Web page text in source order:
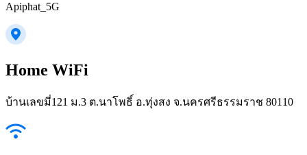
Apiphat_5G
Home WiFi
บ้านเลขมี่121 ม.3 ต.นาโพธิ์ อ.ทุ่งสง จ.นครศรีธรรมราช 80110